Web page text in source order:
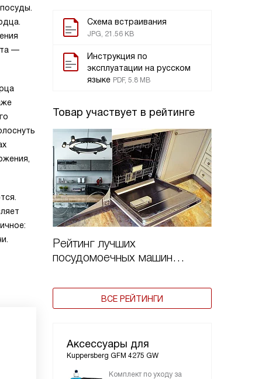
Схема встраивания
JPG, 21.56 KB
Инструкция по
эксплуатации на русском
языке PDF, 5.8 MB
Товар участвует в рейтинге
Рейтинг лучших
посудомоечных машин
ВСЕ РЕЙТИНГИ
Аксессуары для
Kuppersberg GFM 4275 GW
Комплект по уходу за
—